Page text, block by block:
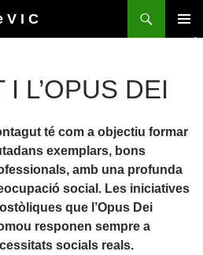
V I C
L’OPUS DEI
té com a objectiu formar
exemplars, bons
amb una profunda
social. Les iniciatives
que l’Opus Dei
responen sempre a
socials reals.